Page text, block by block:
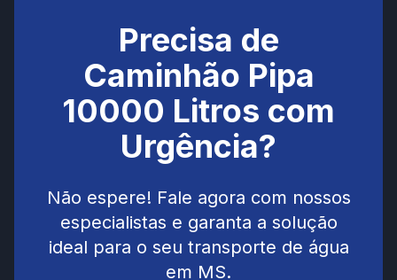
Precisa de
Caminhão Pipa
10000 Litros com
Urgência?
Não espere! Fale agora com nossos
especialistas e garanta a solução
ideal para o seu transporte de água
em MS.